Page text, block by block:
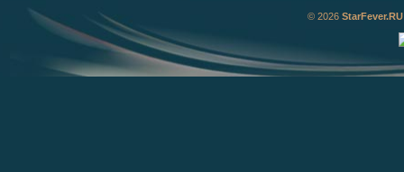
© 2026 StarFever.RU